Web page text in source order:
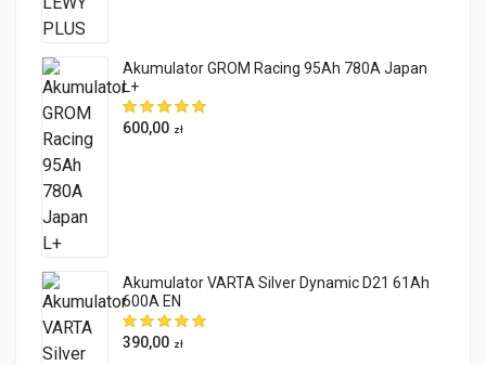
Akumulator GROM Racing 95Ah 780A Japan
L+
600,00 zł
Akumulator VARTA Silver Dynamic D21 61Ah
600A EN
390,00 zł